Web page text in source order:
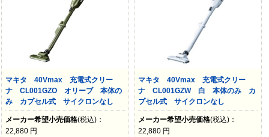
マキタ 40Vmax 充電式クリー
ナ CL001GZO オリーブ 本体の
み カプセル式 サイクロンなし
メーカー希望小売価格(税込)：
22,880 円
マキタ 40Vmax 充電式クリー
ナ CL001GZW 白 本体のみ カ
プセル式 サイクロンなし
メーカー希望小売価格(税込)：
22,880 円